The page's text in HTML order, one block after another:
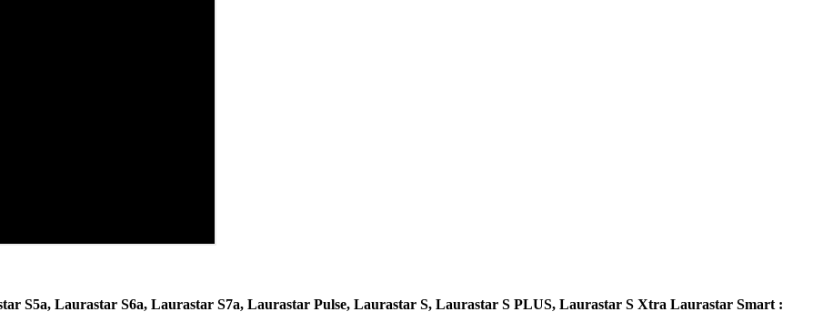
S5a, Laurastar S6a, Laurastar S7a, Laurastar Pulse, Laurastar S, Laurastar S PLUS, Laurastar S Xtra Laurastar Smart :